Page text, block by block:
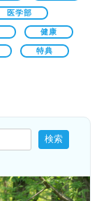
医学部
健康
特典
検索